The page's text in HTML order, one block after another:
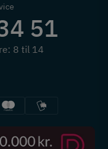
51
8 til 14